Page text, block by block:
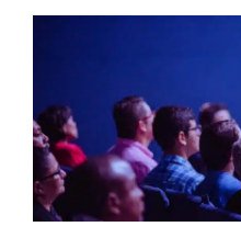
Home Conseils